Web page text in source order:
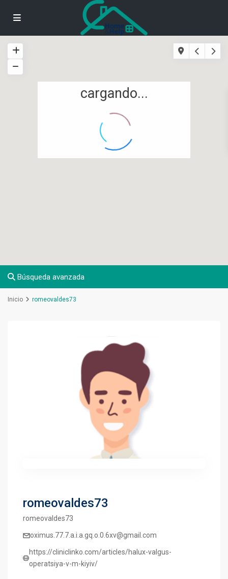
cargando...
Búsqueda avanzada
Inicio romeovaldes73
romeovaldes73
romeovaldes73
oximus.77.7.a.i.a.gq.o.0.6xv@gmail.com
https://cliniclinko.com/articles/halux-valgus-
operatsiya-v-m-kiyiv/